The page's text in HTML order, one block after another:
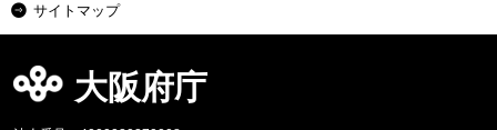
サイトマップ
大阪府庁